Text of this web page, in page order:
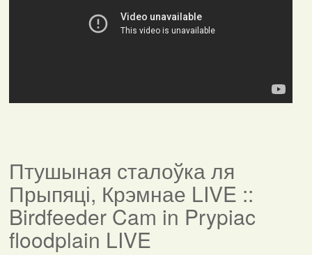
Птушыная сталоўка ля
Прыпяці, Крэмнае LIVE ::
Birdfeeder Cam in Prypiac
floodplain LIVE